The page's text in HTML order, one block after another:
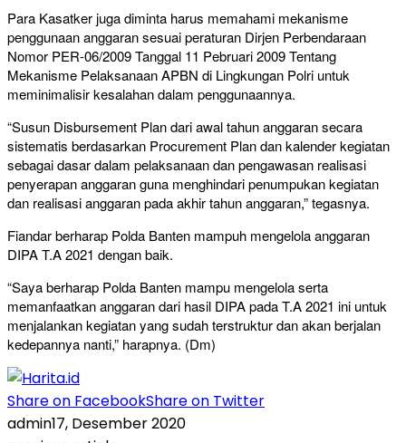
Para Kasatker juga diminta harus memahami mekanisme
penggunaan anggaran sesuai peraturan Dirjen Perbendaraan
Nomor PER-06/2009 Tanggal 11 Pebruari 2009 Tentang
Mekanisme Pelaksanaan APBN di Lingkungan Polri untuk
meminimalisir kesalahan dalam penggunaannya.
“Susun Disbursement Plan dari awal tahun anggaran secara
sistematis berdasarkan Procurement Plan dan kalender kegiatan
sebagai dasar dalam pelaksanaan dan pengawasan realisasi
penyerapan anggaran guna menghindari penumpukan kegiatan
dan realisasi anggaran pada akhir tahun anggaran,” tegasnya.
Fiandar berharap Polda Banten mampuh mengelola anggaran
DIPA T.A 2021 dengan baik.
“Saya berharap Polda Banten mampu mengelola serta
memanfaatkan anggaran dari hasil DIPA pada T.A 2021 ini untuk
menjalankan kegiatan yang sudah terstruktur dan akan berjalan
kedepannya nanti,” harapnya. (Dm)
Share on FacebookShare on Twitter
admin17, Desember 2020